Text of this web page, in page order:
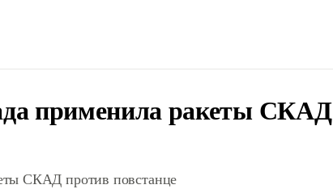
применила ракеты СКАД
СКАД против повстанце